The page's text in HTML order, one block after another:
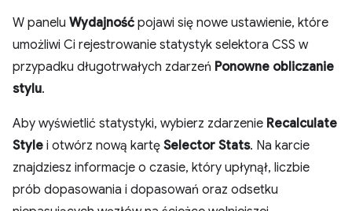
W panelu Wydajność pojawi się nowe ustawienie, które
umożliwi Ci rejestrowanie statystyk selektora CSS w
przypadku długotrwałych zdarzeń Ponowne obliczanie
stylu.
Aby wyświetlić statystyki, wybierz zdarzenie Recalculate
Style i otwórz nową kartę Selector Stats. Na karcie
znajdziesz informacje o czasie, który upłynął, liczbie
prób dopasowania i dopasowań oraz odsetku